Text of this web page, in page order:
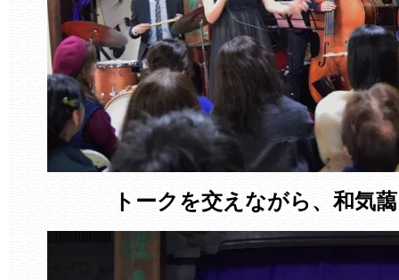
トークを交えながら、和気